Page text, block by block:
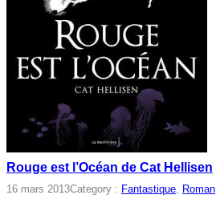
Rouge est l’Océan de Cat Hellisen
16 mars 2013Category : Fantastique, Roman